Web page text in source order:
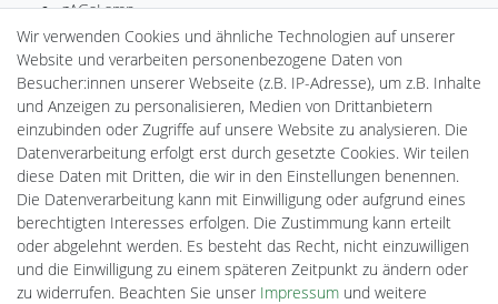
gAGaLamp
Drohnenstore24
MeinUSB
Batteriespeicher
PlentiSolar
Gebrauchtlicht
Ledkauf
DEYESOLAR
Lightech Connect
CardanLight Europe
FORTIMO LEDs
Cardanlight-Shop
Wallbox24
Wir verwenden Cookies und ähnliche Technologien auf unserer
Website und verarbeiten personenbezogene Daten von
Besucher:innen unserer Webseite (z.B. IP-Adresse), um z.B. Inhalte
und Anzeigen zu personalisieren, Medien von Drittanbietern
einzubinden oder Zugriffe auf unsere Website zu analysieren. Die
Datenverarbeitung erfolgt erst durch gesetzte Cookies. Wir teilen
diese Daten mit Dritten, die wir in den Einstellungen benennen.
Die Datenverarbeitung kann mit Einwilligung oder aufgrund eines
berechtigten Interesses erfolgen. Die Zustimmung kann erteilt
oder abgelehnt werden. Es besteht das Recht, nicht einzuwilligen
und die Einwilligung zu einem späteren Zeitpunkt zu ändern oder
zu widerrufen. Beachten Sie unser Impressum und weitere